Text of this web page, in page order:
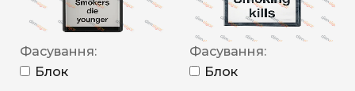
Фасування:
Блок
Фасування:
Блок